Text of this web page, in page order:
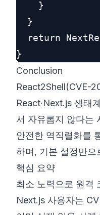
    }
  }
return
Conclusion
React2Shell(CVE-
React·Next.js 생태
서 자유롭지 않다는
안전한 역직렬화를
하며, 기본 설정만으
핵심 요약
최소 노력으로 원격
Next.js 사용자는